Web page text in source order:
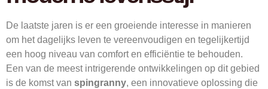
De laatste jaren is er een groeiende interesse in manieren
om het dagelijks leven te vereenvoudigen en tegelijkertijd
een hoog niveau van comfort en efficiëntie te behouden.
Een van de meest intrigerende ontwikkelingen op dit gebied
is de komst van spingranny, een innovatieve oplossing die